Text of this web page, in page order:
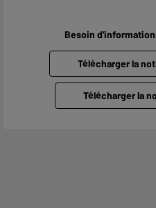
Besoin
Télécharger la
Télécharger la